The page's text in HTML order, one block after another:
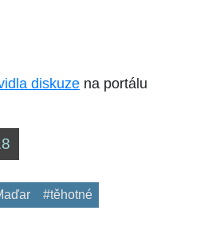
diskuze na portálu
#těhotné